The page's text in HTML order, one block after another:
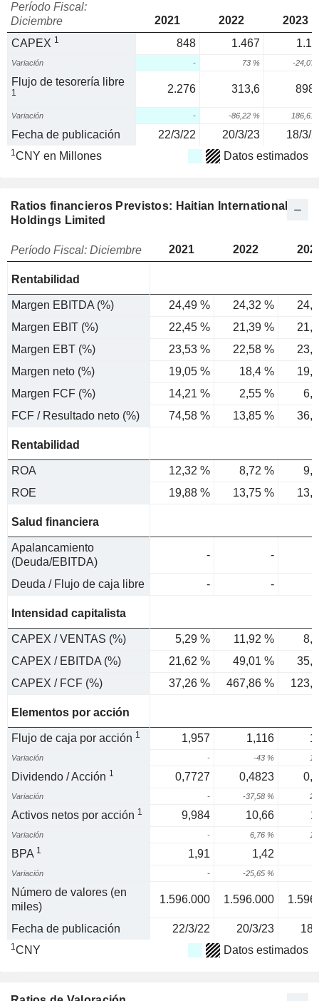
Período Fiscal:
Diciembre
2021 2022
2023
CAPEX 1 848 1.467
Variación - 73 % -24,07
Flujo de tesorería libre
1 2.276 313,6
Variación - -86,22 % 186,61
Fecha de publicación 22/3/22 20/3/23 18/3/
1CNY en Millones Datos estimados
Ratios financieros Previstos: Haitian International
Holdings Limited
Período Fiscal: Diciembre 2021 2022
Rentabilidad
Margen EBITDA (%) 24,49 % 24,32 %
Margen EBIT (%)
22,45 % 21,39 %
Margen EBT (%)
23,53 % 22,58 %
Margen neto (%)
19,05 % 18,4 %
Margen FCF (%)
14,21 % 2,55 %
FCF / Resultado neto (%)
74,58 % 13,85 %
Rentabilidad
ROA 12,32 % 8,72 %
ROE
19,88 % 13,75 %
Salud financiera
Apalancamiento
(Deuda/EBITDA)
- -
Deuda / Flujo de caja libre - -
Intensidad capitalista
CAPEX / VENTAS (%) 5,29 % 11,92 %
CAPEX / EBITDA (%)
21,62 % 49,01 %
CAPEX / FCF (%)
37,26 % 467,86 %
Elementos por acción
Flujo de caja por acción 1 1,957 1,116
Variación - -43 %
Dividendo / Acción 1 0,7727 0,4823
Variación - -37,58 %
Activos netos por acción 1 9,984 10,66
Variación - 6,76 %
BPA 1 1,91 1,42
Variación - -25,65 %
Número de valores (en
miles)
1.596.000 1.596.000
Fecha de publicación 22/3/22 20/3/23 18/
1CNY Datos estimados